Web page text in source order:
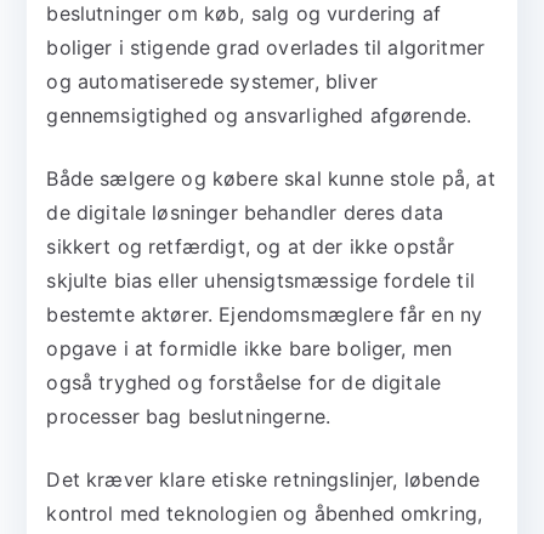
beslutninger om køb, salg og vurdering af
boliger i stigende grad overlades til algoritmer
og automatiserede systemer, bliver
gennemsigtighed og ansvarlighed afgørende.
Både sælgere og købere skal kunne stole på, at
de digitale løsninger behandler deres data
sikkert og retfærdigt, og at der ikke opstår
skjulte bias eller uhensigtsmæssige fordele til
bestemte aktører. Ejendomsmæglere får en ny
opgave i at formidle ikke bare boliger, men
også tryghed og forståelse for de digitale
processer bag beslutningerne.
Det kræver klare etiske retningslinjer, løbende
kontrol med teknologien og åbenhed omkring,